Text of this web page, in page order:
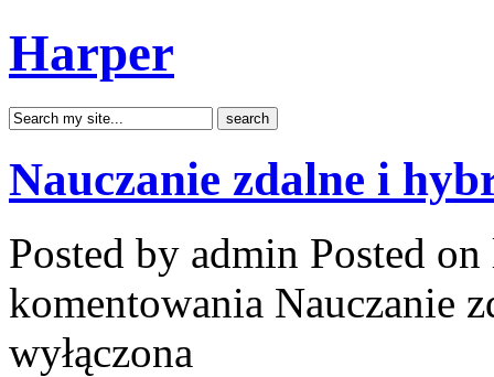
Harper
Nauczanie zdalne i
Posted by admin Posted
komentowania Nauczanie
wyłączona